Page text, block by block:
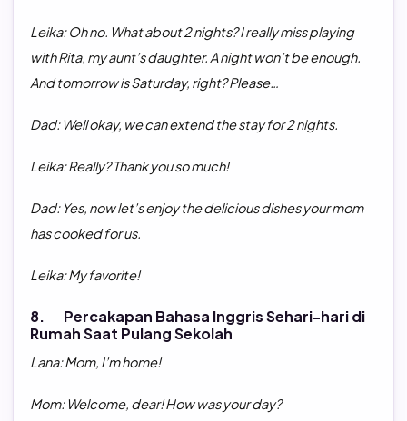
Leika: Oh no. What about 2nights? I really miss playing
with Rita, my aunt’s daughter. A night won’t be enough.
And tomorrow is Saturday, right? Please…
Dad: Well okay, we can extend the stay for 2nights.
Leika: Really? Thank you so much!
Dad: Yes, now let’s enjoy the delicious dishes your mom
has cooked for us.
Leika: My favorite!
8. Percakapan Bahasa Inggris Sehari-hari di
Rumah Saat Pulang Sekolah
Lana: Mom, I’m home!
Mom: Welcome, dear! How was your day?